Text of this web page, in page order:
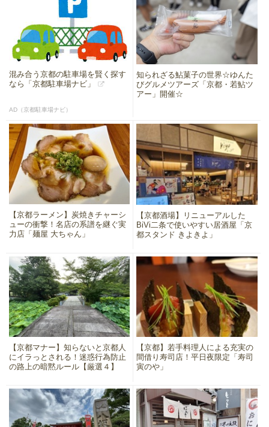
混み合う京都の駐車場を賢く探す
なら「京都駐車場ナビ」
AD（京都駐車場ナビ）
知られざる鮎菓子の世界☆ゆんた
びグルメツアーズ「京都・若鮎ツ
アー」開催☆
【京都ラーメン】炭焼きチャーシ
ューの衝撃！名店の系譜を継ぐ実
力店「麺屋 大ちゃん」
【京都酒場】リニューアルした
BiVi二条で使いやすい居酒屋「京
都スタンド きよきよ」
【京都マナー】知らないと京都人
にイラっとされる！迷惑行為防止
の路上の暗黙ルール【厳選４】
【京都】若手料理人による充実の
間借り寿司店！平日夜限定「寿司
寅のや」